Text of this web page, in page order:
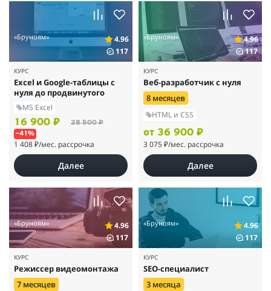
«Бруноям»
4.96
117
КУРС
Excel и Google-таблицы с
нуля до продвинутого
MS Excel
16 900 ₽ 28 500 ₽
–41%
1 408 ₽/мес. рассрочка
Далее
«Бруноям»
4.96
117
КУРС
Веб-разработчик с нуля
8 месяцев
HTML и CSS
от 36 900 ₽
3 075 ₽/мес. рассрочка
Далее
«Бруноям»
4.96
117
КУРС
Режиссер видеомонтажа
7 месяцев
«Бруноям»
4.96
117
КУРС
SEO-специалист
3 месяца